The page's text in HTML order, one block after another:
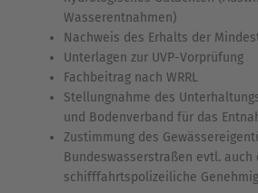
Wasserentnahmen)
Nachweis des Erhalts der
Unterlagen zur UVP-Vorprüfung
Fachbeitrag nach WRRL
Stellungnahme des
und Bodenverband für das
Zustimmung des
Bundeswasserstraßen evtl.
schifffahrtspolizeiliche